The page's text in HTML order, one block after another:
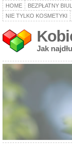
HOME BEZPŁATNY
NIE TYLKO KOSMETYKI
Jak